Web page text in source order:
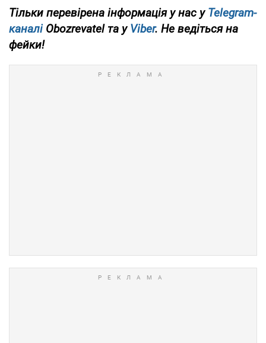
Тільки перевірена інформація у нас уTelegram-
каналіObozrevatel та уViber. Не ведіться на
фейки!